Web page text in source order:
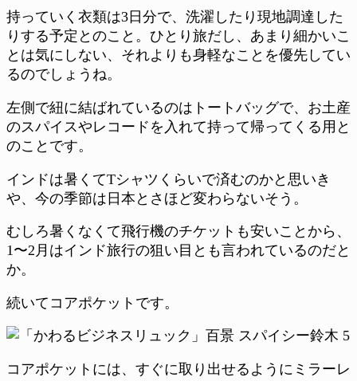
持っていく衣類は3日分で、洗濯したり現地調達した
りする予定とのこと。ひとり旅だし、あまり細かいこ
とは気にしない、それよりも身軽なことを優先してい
るのでしょうね。
左側で紐に結ばれているのはトートバッグで、お土産
のスパイスやレコードを入れて持って帰ってくる用と
のことです。
インドは暑くてTシャツくらいで済むのかと思いき
や、今の季節は日本とさほど変わらないそう。
むしろ暑くなくて飛行機のチケットも安いことから、
1〜2月はインド旅行の狙い目とも言われているのだと
か。
続いてコアポケットです。
コアポケットには、すぐに取り出せるようにミラーレ